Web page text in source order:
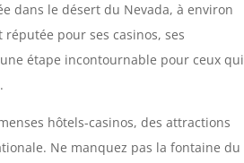
dans le désert du Nevada, à environ
réputée pour ses casinos, ses
étape incontournable pour ceux qui
hôtels-casinos, des attractions
Ne manquez pas la fontaine du